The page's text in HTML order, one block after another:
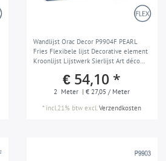
Wandlijst Orac Decor P9904F PEARL
Fries Flexibele lijst Decorative element
Kroonlijst Lijstwerk Sierlijst Art déco
€ 54,10 *
2 Meter | € 27,05 / Meter
* incl.21% btw excl.Verzendkosten